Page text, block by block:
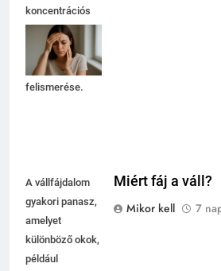
koncentrációs
nehézségeket
okozhat, ezért
fontos a tünetek
felismerése.
A vállfájdalom
gyakori panasz,
amelyet
különböző okok,
például
Miért fáj a váll?
Mikor kell
7